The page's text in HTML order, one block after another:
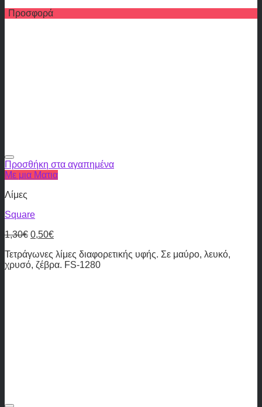
Προσφορά
Προσθήκη στα αγαπημένα
Με μια Ματια
Λίμες
Square
1,30€ 0,50€
Τετράγωνες λίμες διαφορετικής υφής. Σε μαύρο, λευκό,
χρυσό, ζέβρα. FS-1280